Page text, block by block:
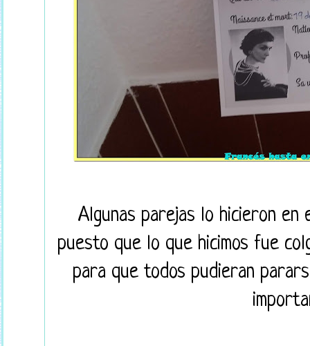
Algunas parejas lo hicieron
puesto que lo que hicimos fue
para que todos pudieran